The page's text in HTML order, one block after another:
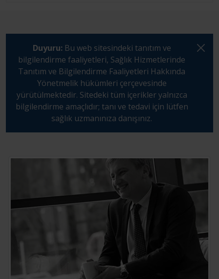
Duyuru: Bu web sitesindeki tanıtım ve
bilgilendirme faaliyetleri, Sağlık Hizmetlerinde
Tanıtım ve Bilgilendirme Faaliyetleri Hakkında
Yönetmelik hükümleri çerçevesinde
yürütülmektedir. Sitedeki tüm içerikler yalnızca
bilgilendirme amaçlıdır; tanı ve tedavi için lütfen
sağlık uzmanınıza danışınız.